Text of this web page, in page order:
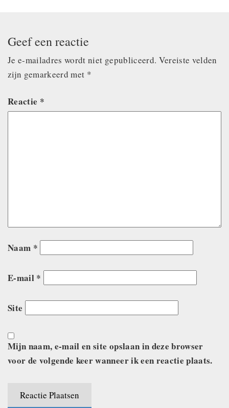
Geef een reactie
Je e-mailadres wordt niet gepubliceerd. Vereiste velden
zijn gemarkeerd met *
Reactie *
Naam *
E-mail *
Site
Mijn naam, e-mail en site opslaan in deze browser
voor de volgende keer wanneer ik een reactie plaats.